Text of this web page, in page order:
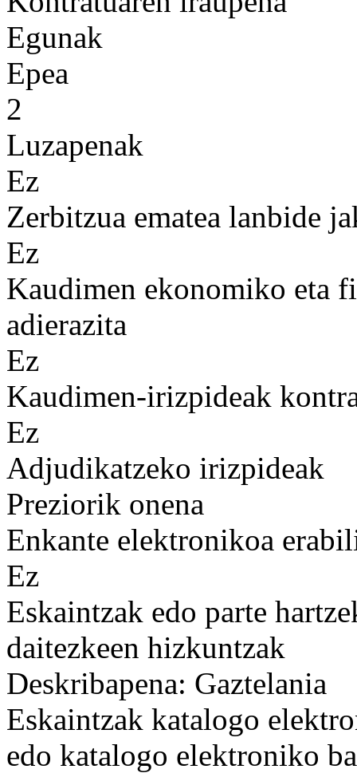
Egunak
Epea
2
Luzapenak
Ez
Zerbitzua ematea lanbide
Ez
Kaudimen ekonomiko eta
adierazita
Ez
Kaudimen-irizpideak
Ez
Adjudikatzeko irizpideak
Preziorik onena
Enkante elektronikoa
Ez
Eskaintzak edo parte
daitezkeen hizkuntzak
Deskribapena: Gaztelania
Eskaintzak katalogo
edo katalogo elektroniko